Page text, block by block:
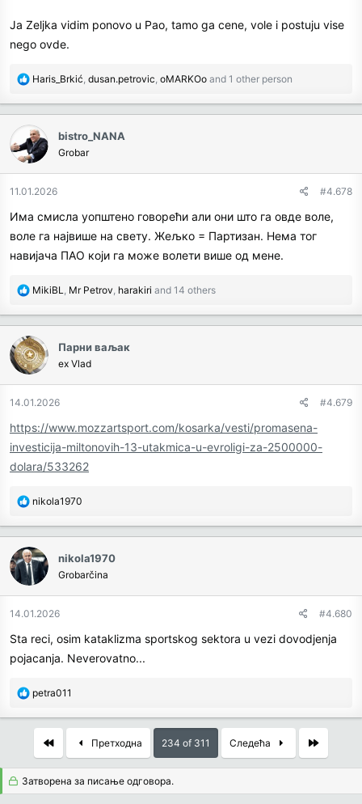
Ja Zeljka vidim ponovo u Pao, tamo ga cene, vole i postuju vise
nego ovde.
R
a
c
t
i
n
:
Haris_Brkić dusan.petrovic oMARKOo and 1 other person
bistro_NANA
Grobar
11.01.2026 #4.678
Има смисла уопштено говорећи али они што га овде воле,
воле га највише на свету. Жељко = Партизан. Нема тог
навијача ПАО који га може волети више од мене.
R
a
c
t
i
n
:
MikiBL Mr Petrov harakiri and 14 others
Парни ваљак
ex Vlad
14.01.2026 #4.679
https://www.mozzartsport.com/kosarka/vesti/promasena-
investicija-miltonovih-13-utakmica-u-evroligi-za-2500000-
dolara/533262
R
a
c
t
i
n
:
nikola1970
nikola1970
Grobarčina
14.01.2026 #4.680
Sta reci, osim kataklizma sportskog sektora u vezi dovodjenja
pojacanja. Neverovatno...
R
a
i
o
petra011
First Претходна 234 of 311 Следећа Last
Затворена за писање одговора.